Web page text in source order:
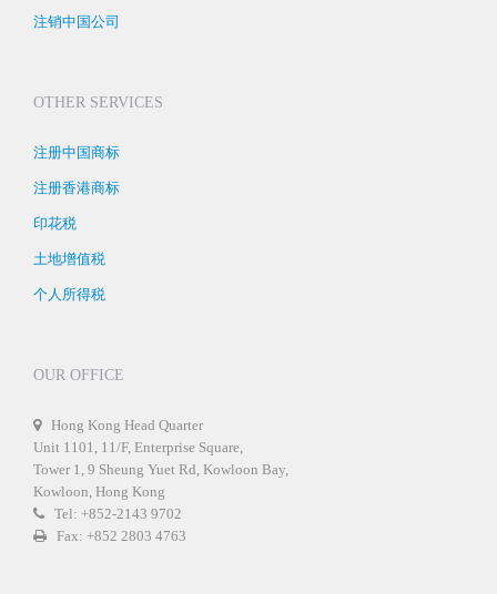
注销中国公司
OTHER SERVICES
注册中国商标
注册香港商标
印花税
土地增值税
个人所得税
OUR OFFICE
Hong Kong Head Quarter
Unit 1101, 11/F, Enterprise Square,
Tower 1, 9 Sheung Yuet Rd, Kowloon Bay,
Kowloon, Hong Kong
Tel: +852-2143 9702
Fax: +852 2803 4763